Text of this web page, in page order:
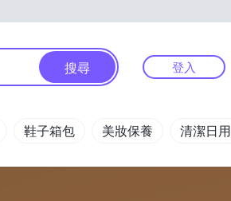
搜尋 登入
鞋子箱包 美妝保養 清潔日用